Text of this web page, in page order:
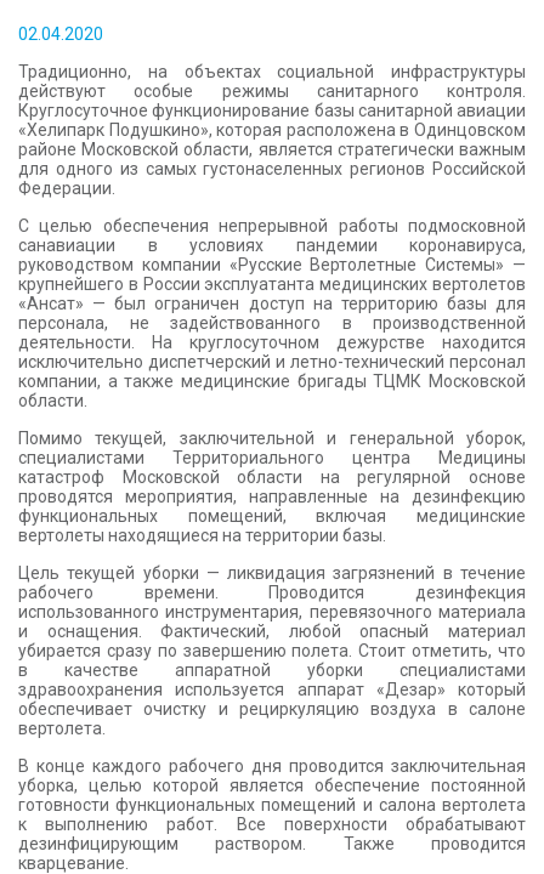
КОНТАКТЫ
02.04.2020
Традиционно, на объектах социальной инфраструктуры
действуют особые режимы санитарного контроля.
Круглосуточное функционирование базы санитарной авиации
«Хелипарк Подушкино», которая расположена в Одинцовском
районе Московской области, является стратегически важным
для одного из самых густонаселенных регионов Российской
Федерации.
С целью обеспечения непрерывной работы подмосковной
санавиации в условиях пандемии коронавируса,
руководством компании «Русские Вертолетные Системы» —
крупнейшего в России эксплуатанта медицинских вертолетов
«Ансат» — был ограничен доступ на территорию базы для
персонала, не задействованного в производственной
деятельности. На круглосуточном дежурстве находится
исключительно диспетчерский и летно-технический персонал
компании, а также медицинские бригады ТЦМК Московской
области.
Помимо текущей, заключительной и генеральной уборок,
специалистами Территориального центра Медицины
катастроф Московской области на регулярной основе
проводятся мероприятия, направленные на дезинфекцию
функциональных помещений, включая медицинские
вертолеты находящиеся на территории базы.
Цель текущей уборки — ликвидация загрязнений в течение
рабочего времени. Проводится дезинфекция
использованного инструментария, перевязочного материала
и оснащения. Фактический, любой опасный материал
убирается сразу по завершению полета. Стоит отметить, что
в качестве аппаратной уборки специалистами
здравоохранения используется аппарат «Дезар» который
обеспечивает очистку и рециркуляцию воздуха в салоне
вертолета.
В конце каждого рабочего дня проводится заключительная
уборка, целью которой является обеспечение постоянной
готовности функциональных помещений и салона вертолета
к выполнению работ. Все поверхности обрабатывают
дезинфицирующим раствором. Также проводится
кварцевание.